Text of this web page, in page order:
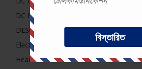
বিস্তারিত
DC Motor MCQ
DESCO, NESCO, PDB, DPDC MCQ
Electrical MCQ
Headline